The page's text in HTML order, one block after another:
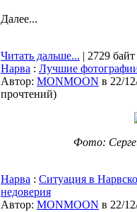
Далее...
Читать дальше... | 2729 байт
Нарва : Лучшие
Автор: MONMOON в 22/
прочтений)
Фото:
Нарва : Ситуация в
недоверия
Автор: MONMOON в 22/